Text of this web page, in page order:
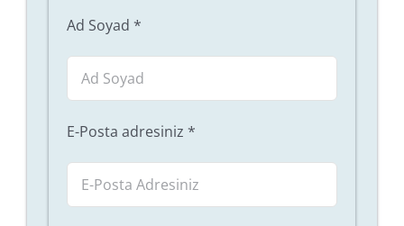
Ad Soyad *
E-Posta adresiniz *